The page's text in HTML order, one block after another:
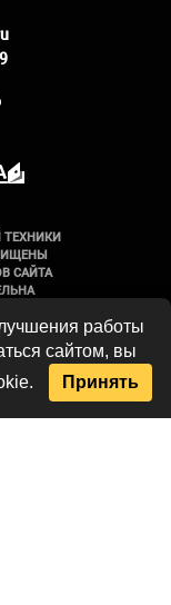
ТЕХНИКИ
САЙТА
работы
сайтом, вы
Принять